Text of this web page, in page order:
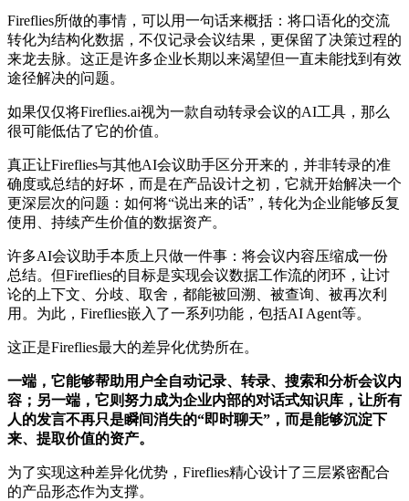
Fireflies所做的事情，可以用一句话来概括：将口语化的交流
转化为结构化数据，不仅记录会议结果，更保留了决策过程的
来龙去脉。这正是许多企业长期以来渴望但一直未能找到有效
途径解决的问题。
如果仅仅将Fireflies.ai视为一款自动转录会议的AI工具，那么
很可能低估了它的价值。
真正让Fireflies与其他AI会议助手区分开来的，并非转录的准
确度或总结的好坏，而是在产品设计之初，它就开始解决一个
更深层次的问题：如何将“说出来的话”，转化为企业能够反复
使用、持续产生价值的数据资产。
许多AI会议助手本质上只做一件事：将会议内容压缩成一份
总结。但Fireflies的目标是实现会议数据工作流的闭环，让讨
论的上下文、分歧、取舍，都能被回溯、被查询、被再次利
用。为此，Fireflies嵌入了一系列功能，包括AI Agent等。
这正是Fireflies最大的差异化优势所在。
一端，它能够帮助用户全自动记录、转录、搜索和分析会议内
容；另一端，它则努力成为企业内部的对话式知识库，让所有
人的发言不再只是瞬间消失的“即时聊天”，而是能够沉淀下
来、提取价值的资产。
为了实现这种差异化优势，Fireflies精心设计了三层紧密配合
的产品形态作为支撑。